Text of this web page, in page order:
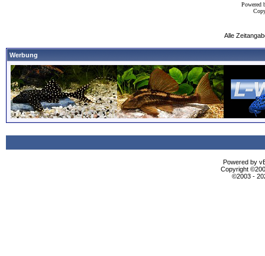
Powered
Alle
Werbung
Powered by
Copyright
©2003 -